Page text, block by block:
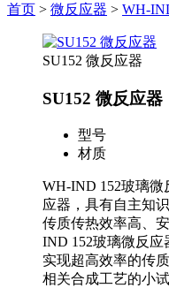
首页 > 微反应器 > WH-
SU152 微反应器
SU152 微反应器
型号
材质
WH-IND 152玻璃微
应器，具有自主知
传质传热效率高、
IND 152玻璃微反
实现超高效率的传
相关合成工艺的小